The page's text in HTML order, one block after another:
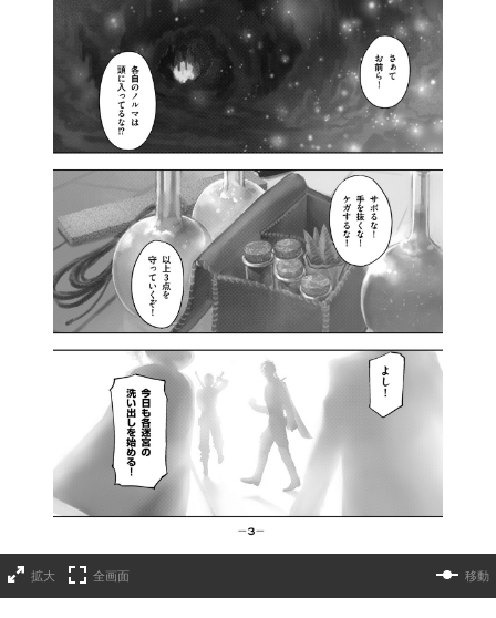
拡大 全画面 移動